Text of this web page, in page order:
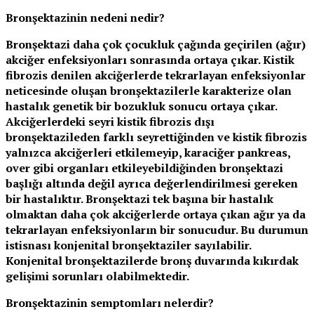
Bronşektazinin nedeni nedir?
Bronşektazi daha çok çocukluk çağında geçirilen (ağır)
akciğer enfeksiyonları sonrasında ortaya çıkar. Kistik
fibrozis denilen akciğerlerde tekrarlayan enfeksiyonlar
neticesinde oluşan bronşektazilerle karakterize olan
hastalık genetik bir bozukluk sonucu ortaya çıkar.
Akciğerlerdeki seyri kistik fibrozis dışı
bronşektazileden farklı seyrettiğinden ve kistik fibrozis
yalnızca akciğerleri etkilemeyip, karaciğer pankreas,
over gibi organları etkileyebildiğinden bronşektazi
başlığı altında değil ayrıca değerlendirilmesi gereken
bir hastalıktır. Bronşektazi tek başına bir hastalık
olmaktan daha çok akciğerlerde ortaya çıkan ağır ya da
tekrarlayan enfeksiyonların bir sonucudur. Bu durumun
istisnası konjenital bronşektaziler sayılabilir.
Konjenital bronşektazilerde bronş duvarında kıkırdak
gelişimi sorunları olabilmektedir.
Bronşektazinin semptomları nelerdir?